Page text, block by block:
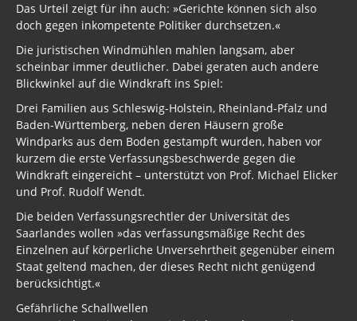
Das Urteil zeigt für ihn auch: »Gerichte können sich also
doch gegen inkompetente Politiker durchsetzen.«
Die juristischen Windmühlen mahlen langsam, aber
scheinbar immer deutlicher. Dabei geraten auch andere
Blickwinkel auf die Windkraft ins Spiel:
Drei Familien aus Schleswig-Holstein, Rheinland-Pfalz und
Baden-Württemberg, neben deren Häusern große
Windparks aus dem Boden gestampft wurden, haben vor
kurzem die erste Verfassungsbeschwerde gegen die
Windkraft eingereicht – unterstützt von Prof. Michael Elicker
und Prof. Rudolf Wendt.
Die beiden Verfassungsrechtler der Universität des
Saarlandes wollen »das verfassungsmäßige Recht des
Einzelnen auf körperliche Unversehrtheit gegenüber einem
Staat geltend machen, der dieses Recht nicht genügend
berücksichtigt.«
Gefährliche Schallwellen